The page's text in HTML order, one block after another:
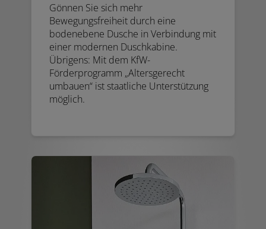
Gönnen Sie sich mehr
Bewegungsfreiheit durch eine
bodenebene Dusche in Verbindung mit
einer modernen Duschkabine.
Übrigens: Mit dem KfW-
Förderprogramm „Altersgerecht
umbauen“ ist staatliche Unterstützung
möglich.